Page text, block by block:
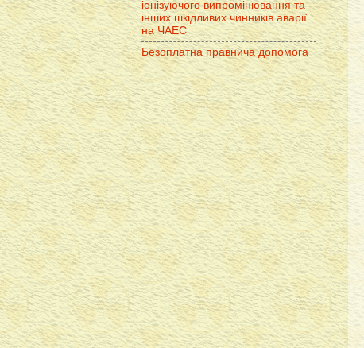
іонізуючого випромінювання та
інших шкідливих чинників аварії
на ЧАЕС
Безоплатна правнича допомога